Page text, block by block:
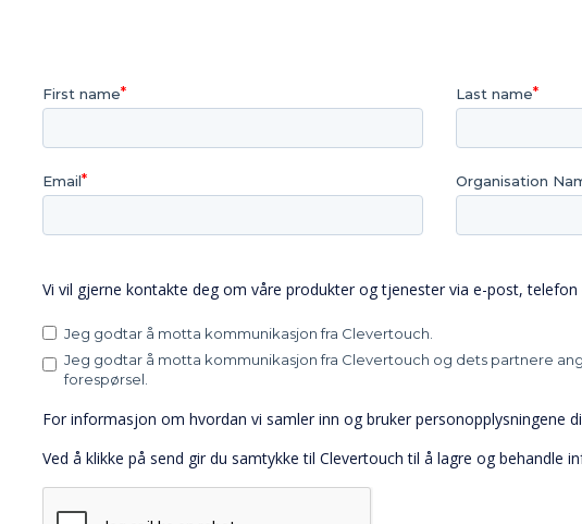
First name Last name
Email Organisation
Vi vil gjerne kontakte deg om våre produkter og tjenester via e-post, telefon
Jeg godtar å motta kommunikasjon fra Clevertouch.
Jeg godtar å motta kommunikasjon fra Clevertouch og dets partnere
forespørsel.
For informasjon om hvordan vi samler inn og bruker personopplysningene
Ved å klikke på send gir du samtykke til Clevertouch til å lagre og behandle